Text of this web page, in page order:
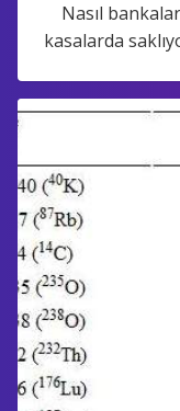
Nasıl
kasalarda